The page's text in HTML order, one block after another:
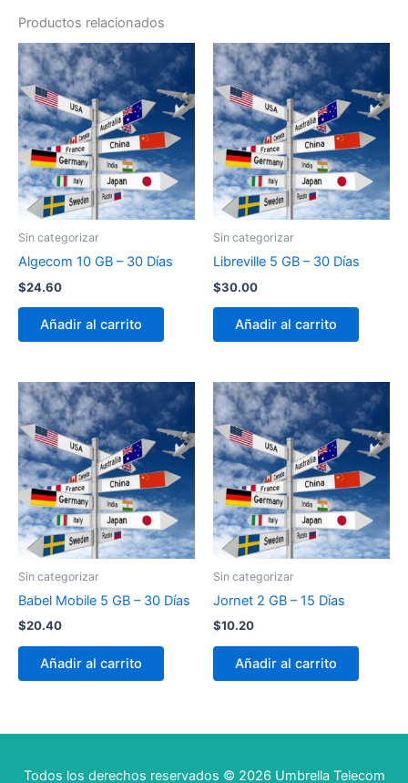
Productos relacionados
Sin categorizar
Algecom 10 GB – 30 Días
$24.60
Añadir al carrito
Sin categorizar
Libreville 5 GB – 30 Días
$30.00
Añadir al carrito
Sin categorizar
Babel Mobile 5 GB – 30 Días
$20.40
Añadir al carrito
Sin categorizar
Jornet 2 GB – 15 Días
$10.20
Añadir al carrito
Todos los derechos reservados © 2026 Umbrella Telecom